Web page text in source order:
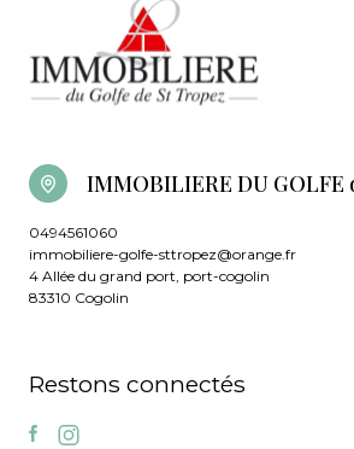
IMMOBILIERE DU GOLFE
0494561060
immobiliere-golfe-sttropez@orange.fr
4 Allée du grand port, port-cogolin
83310 Cogolin
Restons connectés